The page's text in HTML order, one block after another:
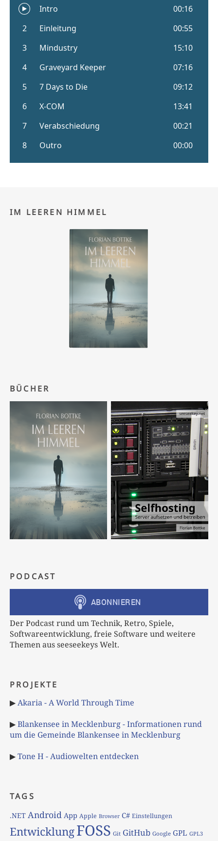
IM LEEREN HIMMEL
BÜCHER
PODCAST
Der Podcast rund um Technik, Retro, Spiele,
Softwareentwicklung, freie Software und weitere
Themen aus seeseekeys Welt.
PROJEKTE
▶Akaria - A World Through Time
▶Blankensee in Mecklenburg - Informationen rund
um die Gemeinde Blankensee in Mecklenburg
▶Tone H - Audiowelten entdecken
TAGS
.NET Android App Apple Browser C# Einstellungen
EntwicklungFOSS Git GitHub Google GPL GPL3